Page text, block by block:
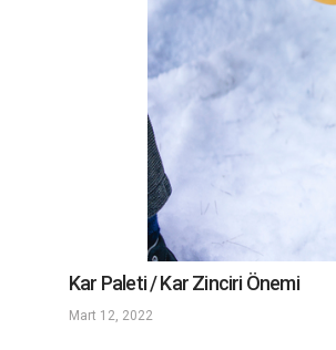
Kar Paleti / Kar Zinciri Önemi
Mart 12, 2022